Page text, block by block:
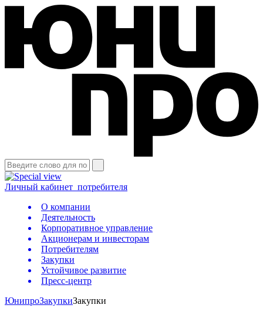
Личный кабинет потребителя
О компании
Деятельность
Корпоративное управление
Акционерам и инвесторам
Потребителям
Закупки
Устойчивое развитие
Пресс-центр
ЮнипроЗакупкиЗакупки